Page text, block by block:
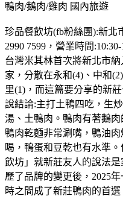
鴨肉/鵝肉/雞肉 國內旅遊
珍品餐飲坊(fb粉絲團):新北
2990 7599，營業時間
台灣米其林首次將新北市
家，分散在永和(4)、中和
里(1)，而這篇要分享的新
說結論:主打土鴨四吃，生
湯、土鴨肉。鴨肉有著鵝
鴨肉乾麵非常涮嘴，鴨油
喝，鴨蛋和豆乾也有水準
飲坊」就新莊友人的說法
歷了品牌的變更後，2025
時之間成了新莊鴨肉的首選